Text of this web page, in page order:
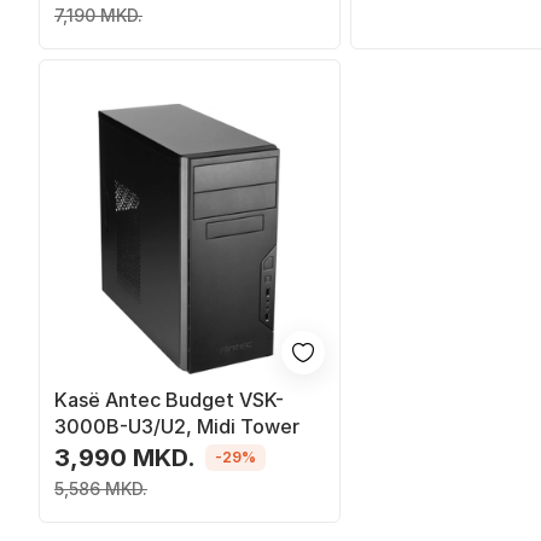
7,190 MKD.
Kasë Antec Budget VSK-
3000B-U3/U2, Midi Tower
3,990 MKD.
5,586 MKD.
-29%